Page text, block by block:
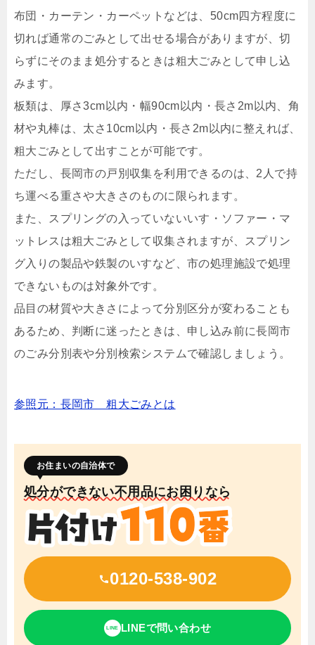
布団・カーテン・カーペットなどは、50cm四方程度に
切れば通常のごみとして出せる場合がありますが、切
らずにそのまま処分するときは粗大ごみとして申し込
みます。
板類は、厚さ3cm以内・幅90cm以内・長さ2m以内、角
材や丸棒は、太さ10cm以内・長さ2m以内に整えれば、
粗大ごみとして出すことが可能です。
ただし、長岡市の戸別収集を利用できるのは、2人で持
ち運べる重さや大きさのものに限られます。
また、スプリングの入っていないいす・ソファー・マ
ットレスは粗大ごみとして収集されますが、スプリン
グ入りの製品や鉄製のいすなど、市の処理施設で処理
できないものは対象外です。
品目の材質や大きさによって分別区分が変わることも
あるため、判断に迷ったときは、申し込み前に長岡市
のごみ分別表や分別検索システムで確認しましょう。
参照元：長岡市 粗大ごみとは
お住まいの自治体で
処分ができない不用品にお困りなら
0120-538-902
LINE LINEで問い合わせ